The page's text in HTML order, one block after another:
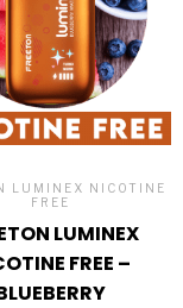
LUMINEX NICOTINE
FREE
LUMINEX
FREE –